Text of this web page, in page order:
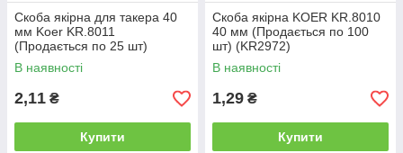
Скоба якірна для такера 40
мм Koer KR.8011
(Продається по 25 шт)
(KR2973)
В наявності
2,11 ₴
Купити
Скоба якірна KOER KR.8010
40 мм (Продається по 100
шт) (KR2972)
В наявності
1,29 ₴
Купити